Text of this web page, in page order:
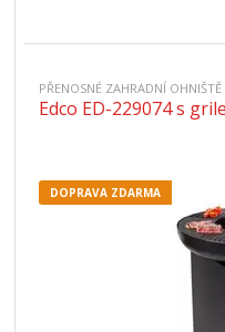
PŘENOSNÉ ZAHRADNÍ OHNIŠTĚ
Edco ED-229074 s
DOPRAVA ZDARMA